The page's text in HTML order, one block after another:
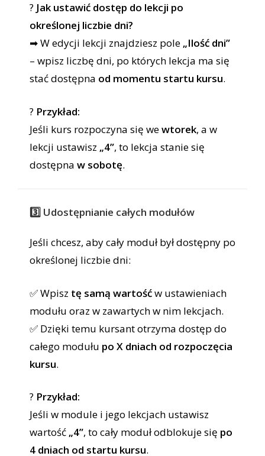
? Jak ustawić dostęp do lekcji po
określonej liczbie dni?
➡ W edycji lekcji znajdziesz pole „Ilość dni”
– wpisz liczbę dni, po których lekcja ma się
stać dostępna od momentu startu kursu.
? Przykład:
Jeśli kurs rozpoczyna się wewtorek, a w
lekcji ustawisz „4”, to lekcja stanie się
dostępna w sobotę.
3️⃣ Udostępnianie całych modułów
Jeśli chcesz, aby cały moduł był dostępny po
określonej liczbie dni:
✅ Wpisz tę samą wartośćw ustawieniach
modułu oraz w zawartych w nim lekcjach.
✅ Dzięki temu kursant otrzyma dostęp do
całego modułu po X dniach od rozpoczęcia
kursu.
? Przykład:
Jeśli w module i jego lekcjach ustawisz
wartość „4”, to cały moduł odblokuje się po
4 dniach od startu kursu.